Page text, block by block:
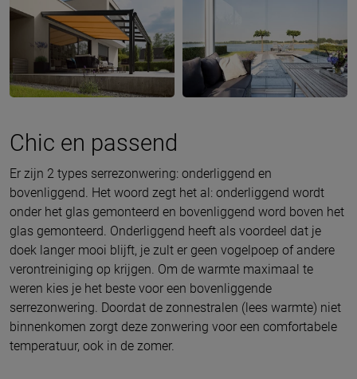
Chic en passend
Er zijn 2 types serrezonwering: onderliggend en
bovenliggend. Het woord zegt het al: onderliggend wordt
onder het glas gemonteerd en bovenliggend word boven het
glas gemonteerd. Onderliggend heeft als voordeel dat je
doek langer mooi blijft, je zult er geen vogelpoep of andere
verontreiniging op krijgen. Om de warmte maximaal te
weren kies je het beste voor een bovenliggende
serrezonwering. Doordat de zonnestralen (lees warmte) niet
binnenkomen zorgt deze zonwering voor een comfortabele
temperatuur, ook in de zomer.